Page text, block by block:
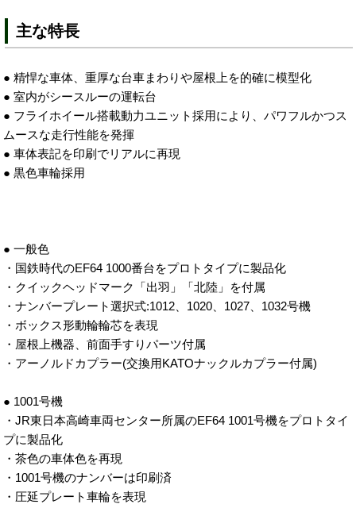
主な特長
● 精悍な車体、重厚な台車まわりや屋根上を的確に模型化
● 室内がシースルーの運転台
● フライホイール搭載動力ユニット採用により、パワフルかつス
ムースな走行性能を発揮
● 車体表記を印刷でリアルに再現
● 黒色車輪採用
● 一般色
・国鉄時代のEF64 1000番台をプロトタイプに製品化
・クイックヘッドマーク「出羽」「北陸」を付属
・ナンバープレート選択式:1012、1020、1027、1032号機
・ボックス形動輪輪芯を表現
・屋根上機器、前面手すりパーツ付属
・アーノルドカプラー(交換用KATOナックルカプラー付属)
● 1001号機
・JR東日本高崎車両センター所属のEF64 1001号機をプロトタイ
プに製品化
・茶色の車体色を再現
・1001号機のナンバーは印刷済
・圧延プレート車輪を表現